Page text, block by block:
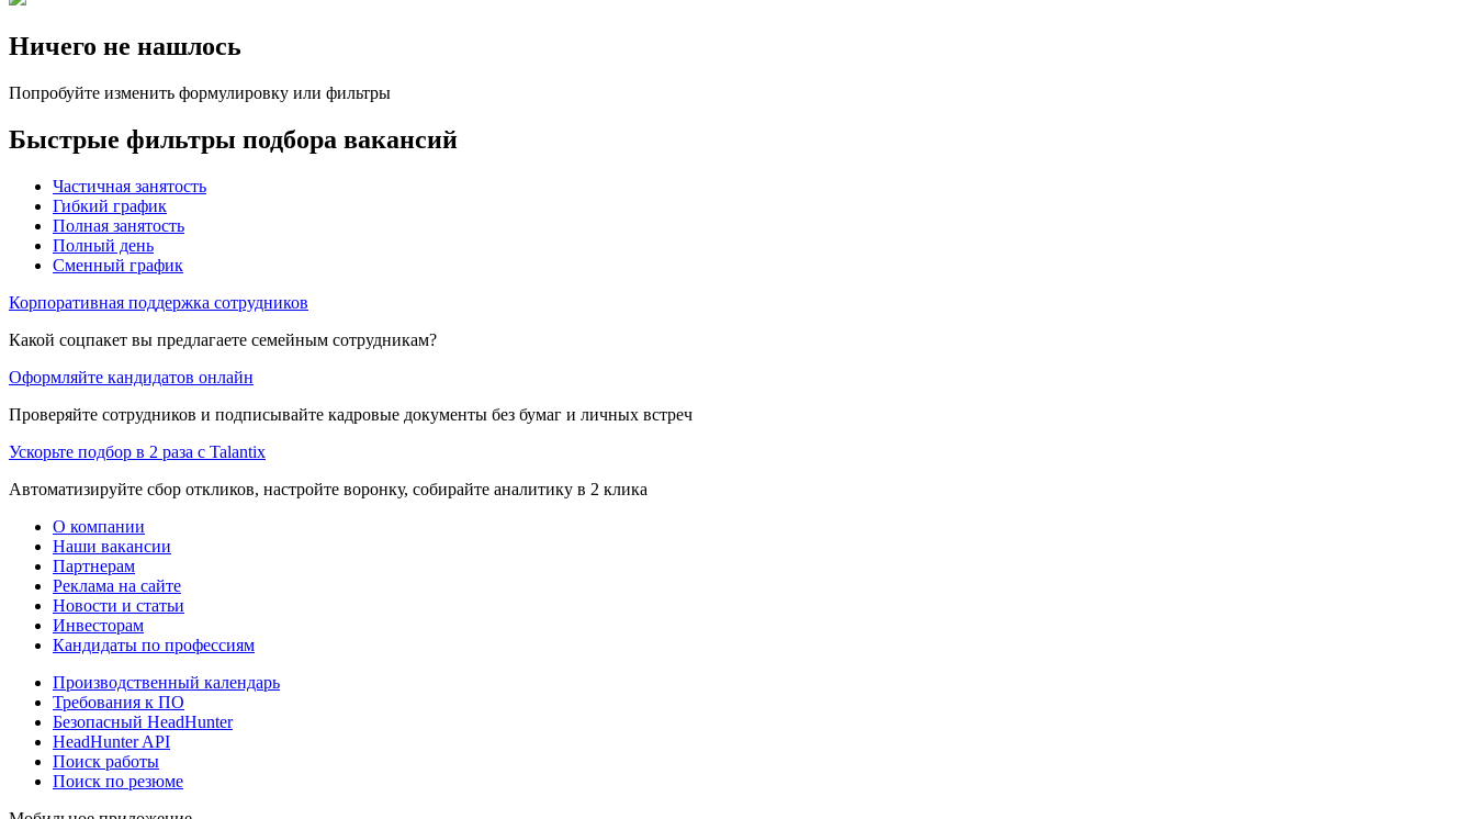
Ничего не нашлось
Попробуйте изменить формулировку или фильтры
Быстрые фильтры подбора вакансий
Частичная занятость
Гибкий график
Полная занятость
Полный день
Сменный график
Корпоративная поддержка сотрудников
Какой соцпакет вы предлагаете семейным сотрудникам?
Оформляйте кандидатов онлайн
Проверяйте сотрудников и подписывайте кадровые документы без бумаг и личных встреч
Ускорьте подбор в 2 раза с Talantix
Автоматизируйте сбор откликов, настройте воронку, собирайте аналитику в 2 клика
О компании
Наши вакансии
Партнерам
Реклама на сайте
Новости и статьи
Инвесторам
Кандидаты по профессиям
Производственный календарь
Требования к ПО
Безопасный HeadHunter
HeadHunter API
Поиск работы
Поиск по резюме